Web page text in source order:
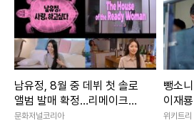
남유정, 8월 중 데뷔 첫 솔로
앨범 발매 확정…리메이크로
채운다
문화저널코리아
뺑소
이재
전 혐
위키트리